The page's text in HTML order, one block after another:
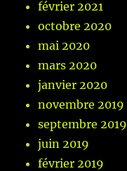
février 2021
octobre 2020
mai 2020
mars 2020
janvier 2020
novembre 2019
septembre 2019
juin 2019
février 2019